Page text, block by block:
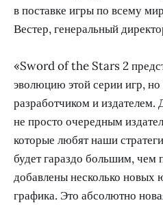
в поставке игры по всему
Вестер, генеральный
«Sword of the Stars 2
эволюцию этой серии игр,
разработчиком и издателем.
не просто очередным
которые любят наши
будет гараздо большим, чем
добавлены несколько новых
графика. Это абсолютно